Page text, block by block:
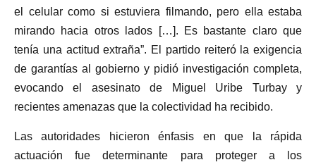
el celular como si estuviera filmando, pero ella estaba
mirando hacia otros lados […]. Es bastante claro que
tenía una actitud extraña”. El partido reiteró la exigencia
de garantías al gobierno y pidió investigación completa,
evocando el asesinato de Miguel Uribe Turbay y
recientes amenazas que la colectividad ha recibido.
Las autoridades hicieron énfasis en que la rápida
actuación fue determinante para proteger a los